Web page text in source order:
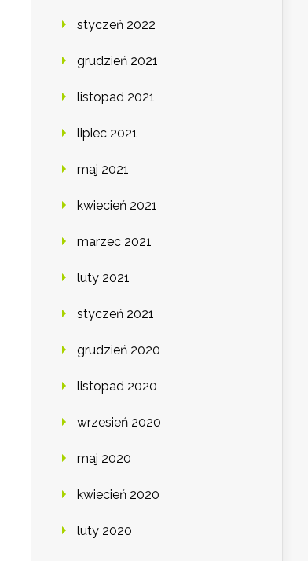
styczeń 2022
grudzień 2021
listopad 2021
lipiec 2021
maj 2021
kwiecień 2021
marzec 2021
luty 2021
styczeń 2021
grudzień 2020
listopad 2020
wrzesień 2020
maj 2020
kwiecień 2020
luty 2020